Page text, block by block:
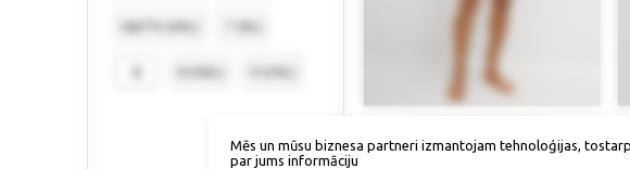
Mēs un mūsu biznesa partneri izmantojam tehnoloģijas,
par jums informāciju